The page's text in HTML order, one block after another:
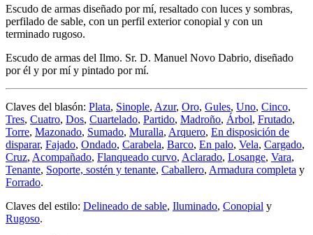
Escudo de armas diseñado por mí, resaltado con luces y sombras,
perfilado de sable, con un perfil exterior conopial y con un
terminado rugoso.
Escudo de armas del Ilmo. Sr. D. Manuel Novo Dabrio, diseñado
por él y por mí y pintado por mí.
Claves del blasón: Plata, Sinople, Azur, Oro, Gules, Uno, Cinco,
Tres, Cuatro, Dos, Cuartelado, Partido, Madroño, Árbol, Frutado,
Torre, Mazonado, Sumado, Muralla, Arquero, En disposición de
disparar, Fajado, Ondado, Carabela, Barco, En palo, Vela, Cargado,
Cruz, Acompañado, Flanqueado curvo, Aclarado, Losange, Vara,
Tenante, Soporte, sostén y tenante, Caballero, Armadura completa y
Forrado.
Claves del estilo: Delineado de sable, Iluminado, Conopial y
Rugoso.